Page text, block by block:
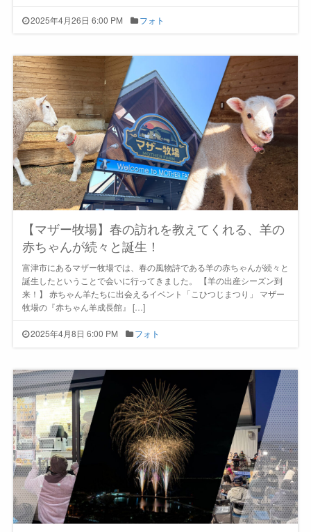
2025年4月26日 6:00 PM フォト
【マザー牧場】春の訪れを教えてくれる、羊の
赤ちゃんが続々と誕生！
富津市にあるマザー牧場では、春の風物詩である羊の赤ちゃんが続々と
誕生したということで会いに行ってきました。 【羊の出産シーズン到
来！】 赤ちゃん羊たちに出会えるイベント「こひつじまつり」 マザー
牧場の『赤ちゃん羊成長館』 […]
2025年4月8日 6:00 PM フォト